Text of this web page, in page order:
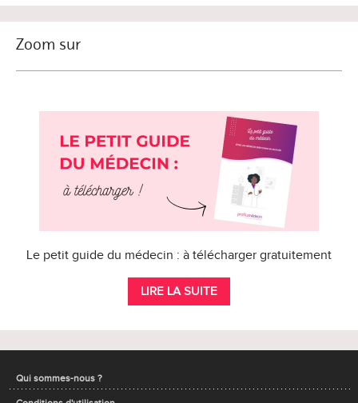
Zoom sur
Le petit guide du médecin : à télécharger gratuitement
LIRE LA SUITE
Qui sommes-nous ?